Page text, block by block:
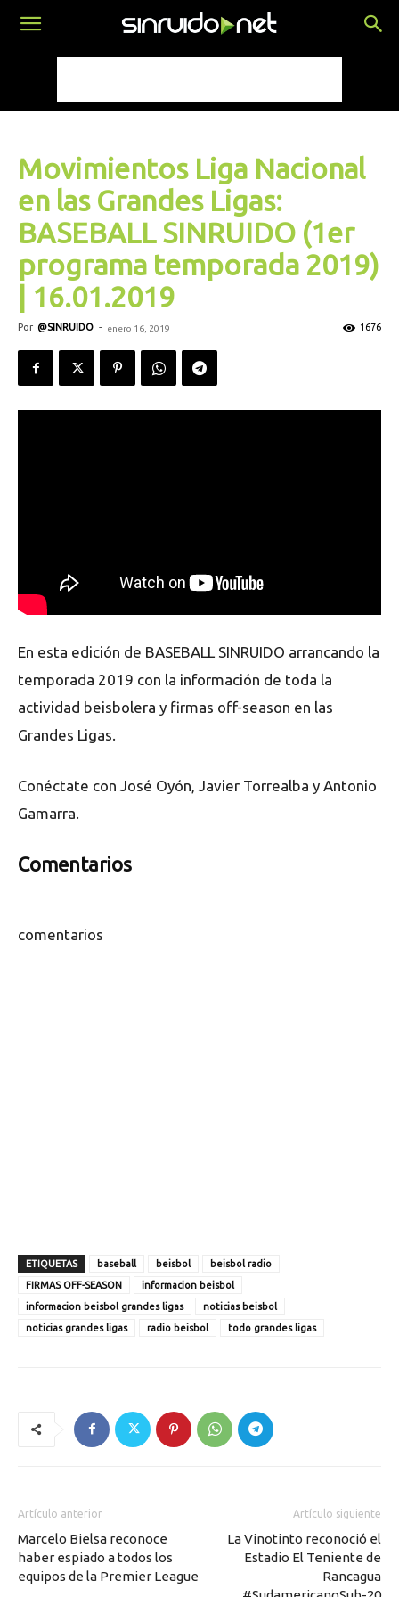
Movimientos Liga Nacional
en las Grandes Ligas:
BASEBALL SINRUIDO (1er
programa temporada 2019)
| 16.01.2019
Por @SINRUIDO - enero 16, 2019 1676
En esta edición de BASEBALL SINRUIDO arrancando la
temporada 2019 con la información de toda la
actividad beisbolera y firmas off-season en las
Grandes Ligas.
Conéctate con José Oyón, Javier Torrealba y Antonio
Gamarra.
Comentarios
comentarios
ETIQUETAS baseball beisbol
beisbol radio
FIRMAS OFF-SEASON
informacion beisbol
informacion beisbol grandes ligas
noticias beisbol
noticias grandes ligas
radio beisbol todo grandes ligas
Artículo anterior
Marcelo Bielsa reconoce
haber espiado a todos los
equipos de la Premier League
Artículo siguiente
La Vinotinto reconoció el
Estadio El Teniente de
Rancagua